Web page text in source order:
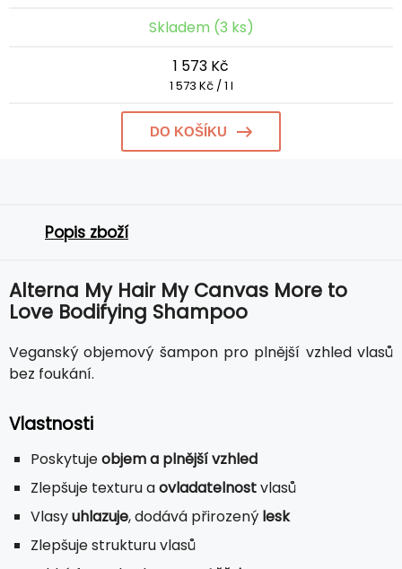
Skladem (3 ks)
1 573 Kč
1 573 Kč / 1 l
DO KOŠÍKU
Popis zboží
Alterna My Hair My Canvas More to
Love Bodifying Shampoo
Veganský objemový šampon pro plnější vzhled vlasů
bez foukání.
Vlastnosti
Poskytujeobjem a plnější vzhled
Zlepšuje texturu aovladatelnostvlasů
Vlasyuhlazuje, dodává přirozený lesk
Zlepšuje strukturu vlasů